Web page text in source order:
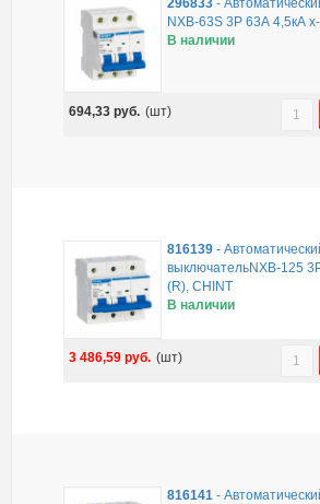
296833 -
NXB-63S 3P 63А 4,5кА
В наличии
694,33руб. (шт)
816139 -
выключательNXB-125
(R), CHINT
В наличии
3 486,59руб. (шт)
816141 -